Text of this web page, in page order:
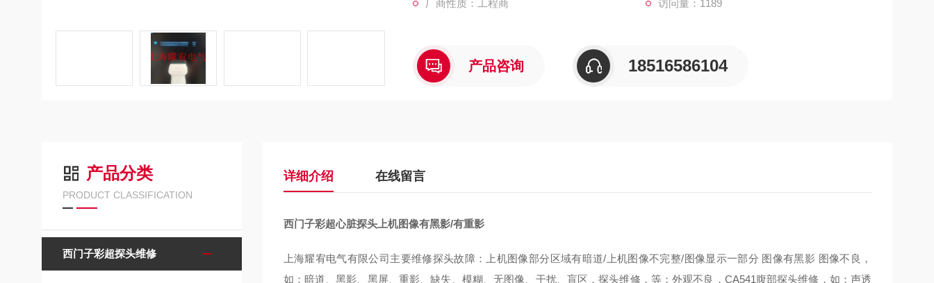
厂商性质：工程商 访问量：1189
产品咨询 18516586104
产品分类
PRODUCT CLASSIFICATION
西门子彩超探头维修
详细介绍 在线留言
西门子彩超心脏探头上机图像有黑影/有重影
上海耀宥电气有限公司主要维修探头故障：上机图像部分区域有暗道/上机图像不完整/图像显示一部分 图像有黑影 图像不良，
如：暗道、黑影、黑屏、重影、缺失、模糊、无图像、干扰、盲区，探头维修，等；外观不良，CA541腹部探头维修，如：声透